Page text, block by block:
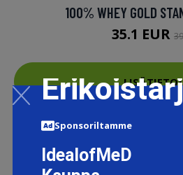
100% WHEY GOLD
35.1 EUR
Sponsoriltamme
IdealofMeD